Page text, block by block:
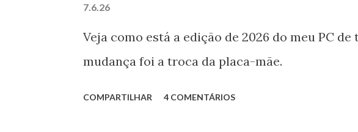
7.6.26
Veja como está a edição de 2026 do meu PC
mudança foi a troca da placa-mãe.
COMPARTILHAR 4 COMENTÁRIOS